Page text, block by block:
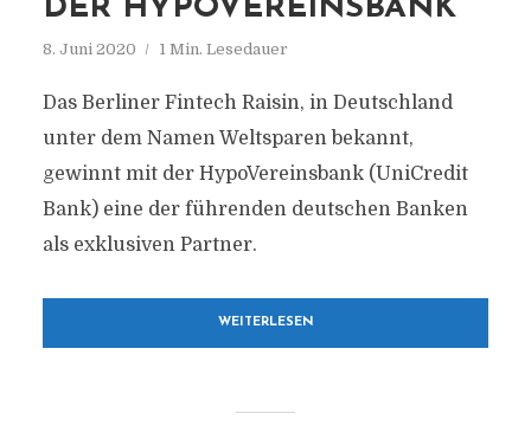
DER HYPOVEREINSBANK
8. Juni 2020 1 Min. Lesedauer
Das Berliner Fintech Raisin, in Deutschland
unter dem Namen Weltsparen bekannt,
gewinnt mit der HypoVereinsbank (UniCredit
Bank) eine der führenden deutschen Banken
als exklusiven Partner.
WEITERLESEN